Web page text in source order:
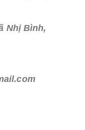
Nhị Bình,